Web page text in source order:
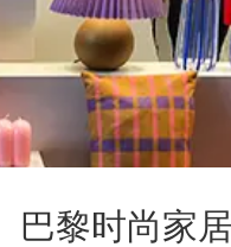
巴黎时尚家